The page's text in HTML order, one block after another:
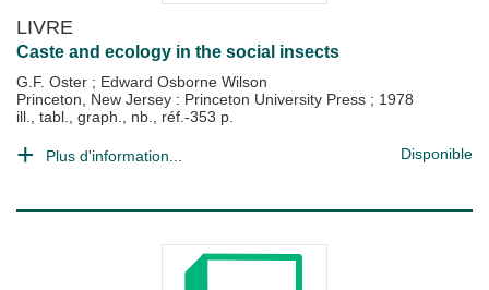
LIVRE
Caste and ecology in the social insects
G.F. Oster ; Edward Osborne Wilson
Princeton, New Jersey : Princeton University Press ; 1978
ill., tabl., graph., nb., réf.-353 p.
Plus d'information... Disponible